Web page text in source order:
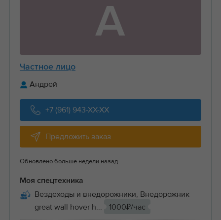
А
Частное лицо
Андрей
+7 (961) 943-XX-XX
Предложить заказ
Обновлено больше недели назад
Моя спецтехника
Вездеходы и внедорожники, Внедорожник
great wall hover h...
1000₽/час